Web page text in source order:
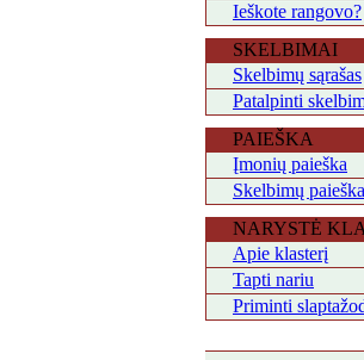
Ieškote rangovo?
SKELBIMAI
Skelbimų sąrašas
Patalpinti
PAIEŠKA
Įmonių paieška
Skelbimų paieška
NARYSTĖ
Apie klasterį
Tapti nariu
Priminti